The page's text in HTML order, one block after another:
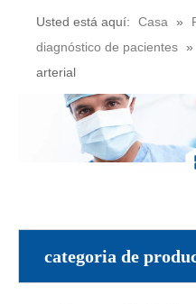
Usted está aquí: Casa »
diagnóstico de pacientes »
arterial
categoria de